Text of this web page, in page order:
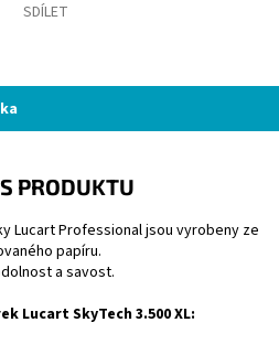
SDÍLET
PRODUKTU
Lucart Professional jsou vyrobeny ze
papíru.
a savost.
Lucart SkyTech 3.500 XL: